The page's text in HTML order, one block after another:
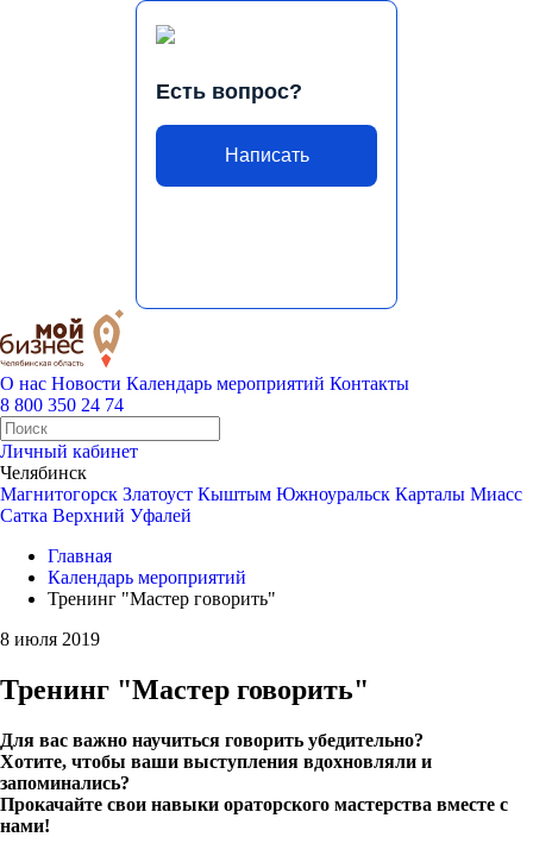
Есть вопрос?
Написать
О нас Новости Календарь мероприятий Контакты
8 800 350 24 74
Личный кабинет
Челябинск
Магнитогорск Златоуст Кыштым Южноуральск Карталы Миасс
Сатка Верхний Уфалей
Главная
Календарь мероприятий
Тренинг "Мастер говорить"
8 июля 2019
Тренинг "Мастер говорить"
Для вас важно научиться говорить убедительно?
Хотите, чтобы ваши выступления вдохновляли и
запоминались?
Прокачайте свои навыки ораторского мастерства вместе с
нами!